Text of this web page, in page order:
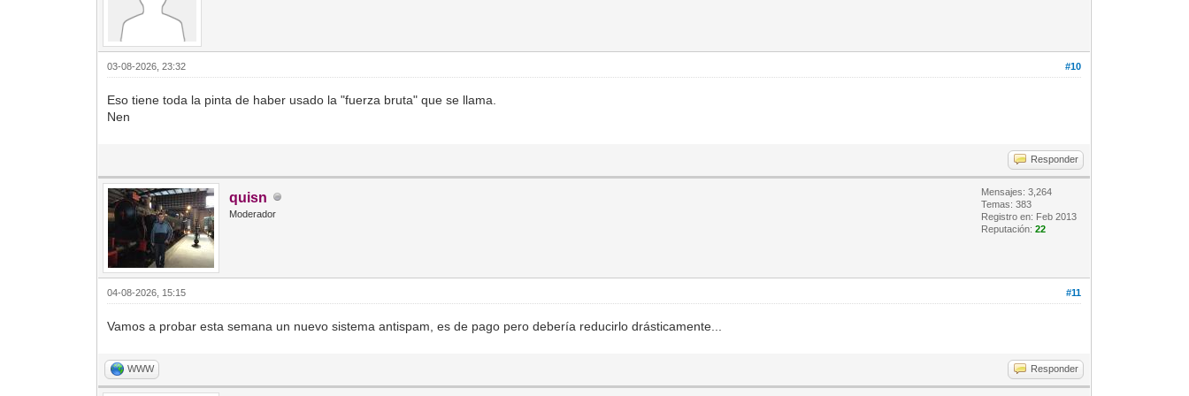
#10
03-08-2026, 23:32
Eso tiene toda la pinta de haber usado la "fuerza bruta" que se llama.
Nen
Responder
quisn
Moderador
Mensajes: 3,264
Temas: 383
Registro en: Feb 2013
Reputación:22
#11
04-08-2026, 15:15
Vamos a probar esta semana un nuevo sistema antispam, es de pago pero debería reducirlo drásticamente...
WWW Responder